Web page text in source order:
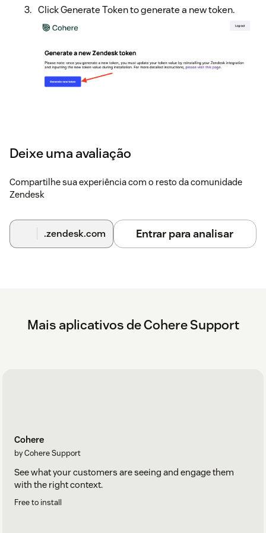
Click Generate Token to generate a new token.
Deixe uma avaliação
Compartilhe sua experiência com o resto da comunidade
Zendesk
.zendesk.com Entrar para analisar
Mais aplicativos de Cohere Support
Cohere
by Cohere Support
See what your customers are seeing and engage them
with the right context.
Free to install